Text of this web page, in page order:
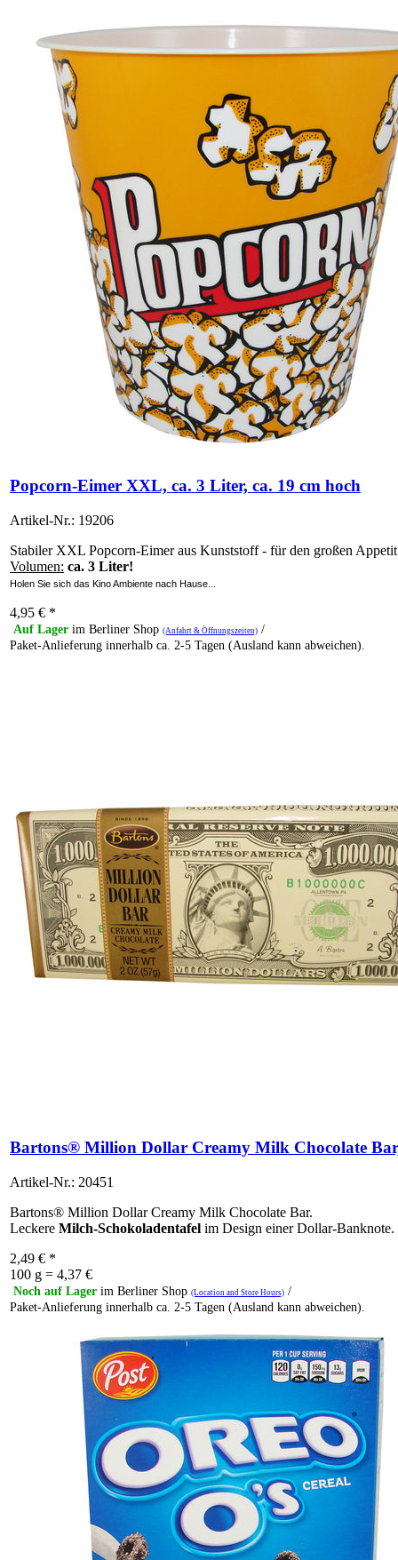
Popcorn-Eimer XXL, ca. 3 Liter, ca. 19 cm hoch
Artikel-Nr.: 19206
Stabiler XXL Popcorn-Eimer aus Kunststoff - für den großen
Volumen: ca. 3 Liter!
Holen Sie sich das Kino Ambiente nach Hause...
4,95 € *
Auf Lager im Berliner Shop (Anfahrt & Öffnungszeiten) /
Paket-Anlieferung innerhalb ca. 2-5 Tagen (Ausland kann abweichen).
Bartons® Million Dollar Creamy Milk Chocolate
Artikel-Nr.: 20451
Bartons® Million Dollar Creamy Milk Chocolate Bar.
Leckere Milch-Schokoladentafel im Design einer Dollar-Banknote.
2,49 € *
100 g = 4,37 €
Noch auf Lager im Berliner Shop (Location and Store Hours) /
Paket-Anlieferung innerhalb ca. 2-5 Tagen (Ausland kann abweichen).